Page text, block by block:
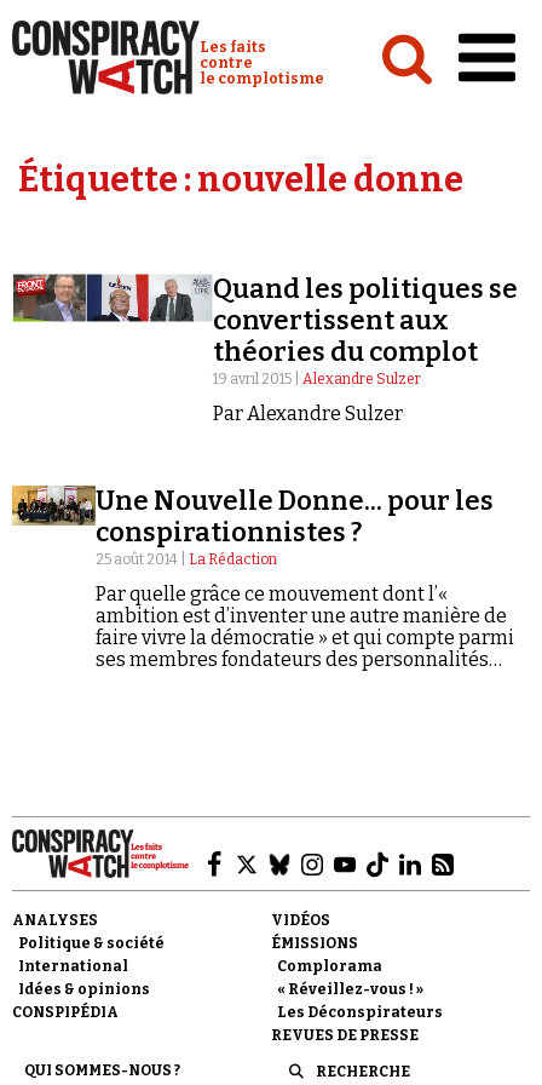
Conspiracy Watch :
Les faits
contre
le complotisme
Analyses
Vidéos
Émissions
Revues de presse
Newsletter
Étiquette :nouvelle donne
Quand les politiques se
convertissent aux
théories du complot
19 avril 2015 |Alexandre Sulzer
Par Alexandre Sulzer
Une Nouvelle Donne... pour les
conspirationnistes ?
25 août 2014 | La Rédaction
Par quelle grâce ce mouvement dont l’«
ambition est d’inventer une autre manière de
faire vivre la démocratie » et qui compte parmi
ses membres fondateurs des personnalités
ANALYSES
Politique & société
International
Idées & opinions
CONSPIPÉDIA
VIDÉOS
ÉMISSIONS
Complorama
« Réveillez-vous ! »
Les Déconspirateurs
REVUES DE PRESSE
QUI SOMMES-NOUS ? RECHERCHE